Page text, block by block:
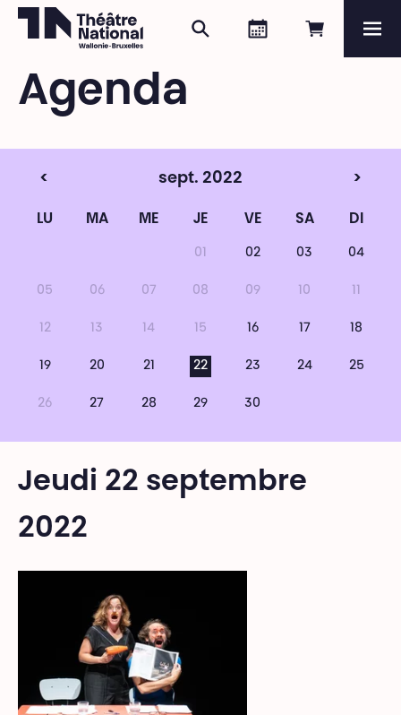
Réserver
Agenda
Rechercher
Agenda
< sept. 2022 >
LU MA ME JE VE SA DI
01 02 03 04
05 06 07 08 09 10 11
12 13 14 15 16 17 18
19 20 21 22 23 24 25
26 27 28 29 30
Jeudi 22 septembre
2022